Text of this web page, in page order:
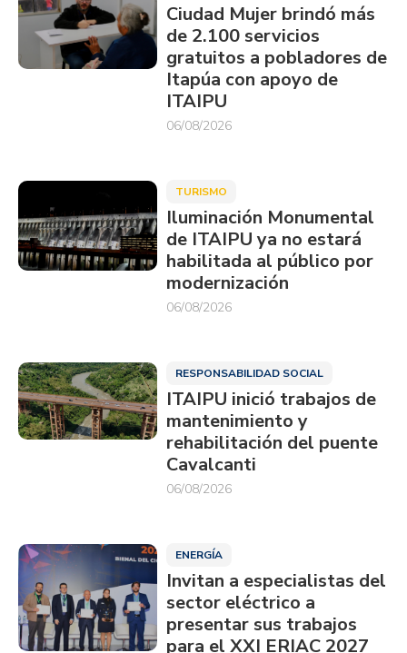
Ciudad Mujer brindó más
de 2.100 servicios
gratuitos a pobladores de
Itapúa con apoyo de
ITAIPU
06/08/2026
TURISMO
Iluminación Monumental
de ITAIPU ya no estará
habilitada al público por
modernización
06/08/2026
RESPONSABILIDAD SOCIAL
ITAIPU inició trabajos de
mantenimiento y
rehabilitación del puente
Cavalcanti
06/08/2026
ENERGÍA
Invitan a especialistas del
sector eléctrico a
presentar sus trabajos
para el XXI ERIAC 2027